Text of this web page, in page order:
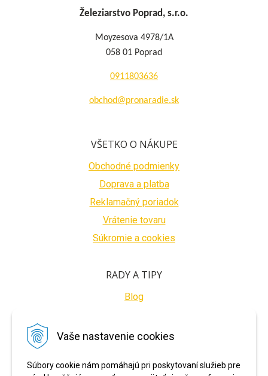
Vaše nastavenie cookies
Súbory cookie nám pomáhajú pri poskytovaní služieb pre
Železiarstvo Poprad, s.r.o.
Moyzesova 4978/1A
058 01 Poprad
0911803636
obchod@pronaradie.sk
VŠETKO O NÁKUPE
Obchodné podmienky
Doprava a platba
Reklamačný poriadok
Vrátenie tovaru
Súkromie a cookies
RADY A TIPY
Blog
BEZPEČNÉ PLATBY